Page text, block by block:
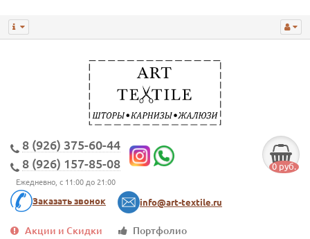
8 (926) 375-60-44
8 (926) 157-85-08
Ежедневно, с 11:00 до 21:00
Заказать звонок info@art-textile.ru
0 руб.
Акции и Скидки
Портфолио